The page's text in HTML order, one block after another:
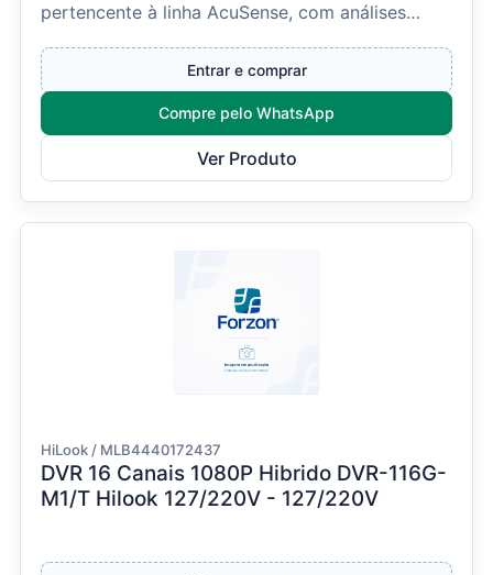
pertencente à linha AcuSense, com análises
Entrar e comprar
Compre pelo WhatsApp
Ver Produto
HiLook / MLB4440172437
DVR 16 Canais 1080P Hibrido DVR-116G-
M1/T Hilook 127/220V - 127/220V